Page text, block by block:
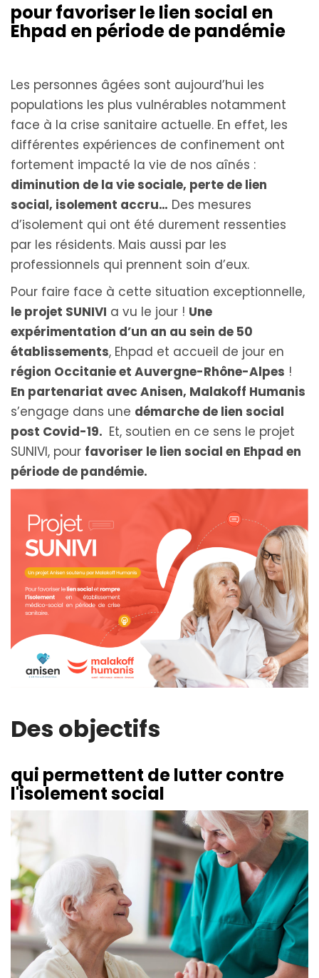
pour favoriser le lien social en
Ehpad en période de pandémie
Les personnes âgées sont aujourd’hui les
populations les plus vulnérables notamment
face à la crise sanitaire actuelle. En effet, les
différentes expériences de confinement ont
fortement impacté la vie de nos aînés :
diminution de la vie sociale, perte de lien
social, isolement accru… Des mesures
d’isolement qui ont été durement ressenties
par les résidents. Mais aussi par les
professionnels qui prennent soin d’eux.
Pour faire face à cette situation exceptionnelle,
le projet SUNIVI a vu le jour ! Une
expérimentation d’un an au sein de 50
établissements, Ehpad et accueil de jour en
région Occitanie et Auvergne-Rhône-Alpes !
En partenariat avec Anisen, Malakoff Humanis
s’engage dans une démarche de lien social
post Covid-19. Et, soutien en ce sens le projet
SUNIVI, pour favoriser le lien social en Ehpad en
période de pandémie.
Des objectifs
qui permettent de lutter contre
l'isolement social